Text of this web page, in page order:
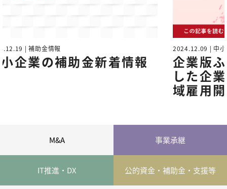
2024.12.09 | 中小企業経営
企業版ふるさと納税に寄付
した企業が受給できる「地
M&A 事業承継
IT推進・DX 公的資金・ 補助金・支援等